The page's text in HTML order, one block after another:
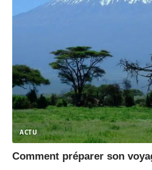
ACTU
Comment préparer son